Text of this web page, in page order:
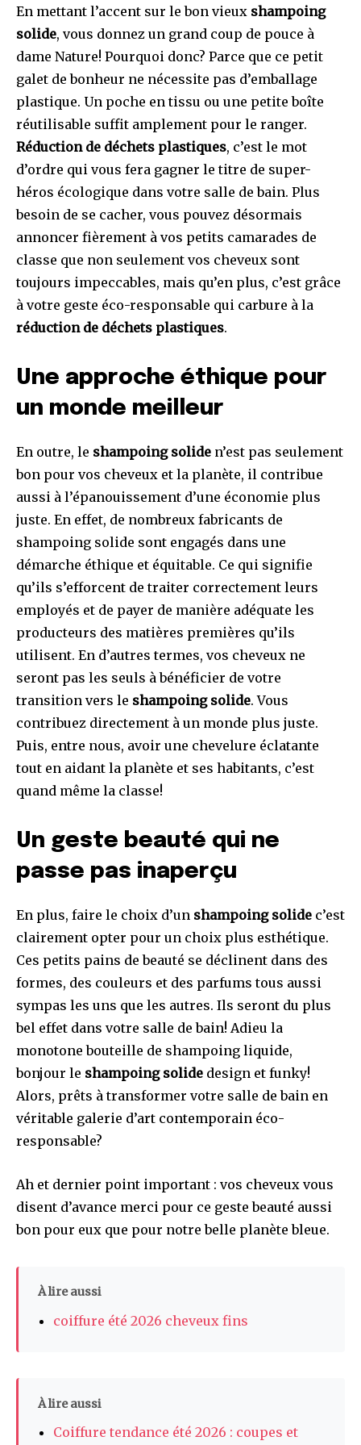
En mettant l’accent sur le bon vieux shampoing
solide, vous donnez un grand coup de pouce à
dame Nature! Pourquoi donc? Parce que ce petit
galet de bonheur ne nécessite pas d’emballage
plastique. Un poche en tissu ou une petite boîte
réutilisable suffit amplement pour le ranger.
Réduction de déchets plastiques, c’est le mot
d’ordre qui vous fera gagner le titre de super-
héros écologique dans votre salle de bain. Plus
besoin de se cacher, vous pouvez désormais
annoncer fièrement à vos petits camarades de
classe que non seulement vos cheveux sont
toujours impeccables, mais qu’en plus, c’est grâce
à votre geste éco-responsable qui carbure à la
réduction de déchets plastiques.
Une approche éthique pour
un monde meilleur
En outre, le shampoing solide n’est pas seulement
bon pour vos cheveux et la planète, il contribue
aussi à l’épanouissement d’une économie plus
juste. En effet, de nombreux fabricants de
shampoing solide sont engagés dans une
démarche éthique et équitable. Ce qui signifie
qu’ils s’efforcent de traiter correctement leurs
employés et de payer de manière adéquate les
producteurs des matières premières qu’ils
utilisent. En d’autres termes, vos cheveux ne
seront pas les seuls à bénéficier de votre
transition vers le shampoing solide. Vous
contribuez directement à un monde plus juste.
Puis, entre nous, avoir une chevelure éclatante
tout en aidant la planète et ses habitants, c’est
quand même la classe!
Un geste beauté qui ne
passe pas inaperçu
En plus, faire le choix d’un shampoing solide c’est
clairement opter pour un choix plus esthétique.
Ces petits pains de beauté se déclinent dans des
formes, des couleurs et des parfums tous aussi
sympas les uns que les autres. Ils seront du plus
bel effet dans votre salle de bain! Adieu la
monotone bouteille de shampoing liquide,
bonjour le shampoing solide design et funky!
Alors, prêts à transformer votre salle de bain en
véritable galerie d’art contemporain éco-
responsable?
Ah et dernier point important : vos cheveux vous
disent d’avance merci pour ce geste beauté aussi
bon pour eux que pour notre belle planète bleue.
À lire aussi
coiffure été 2026 cheveux fins
À lire aussi
Coiffure tendance été 2026 : coupes et